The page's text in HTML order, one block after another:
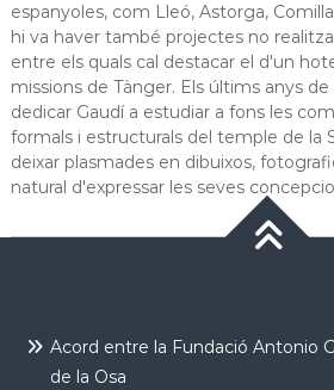
espanyoles, com Lleó, Astorga,
hi va haver també projectes no
entre els quals cal destacar el d'un
missions de Tànger. Els últims anys de
dedicar Gaudí a estudiar a fons les
formals i estructurals del temple de la
deixar plasmades en dibuixos,
natural d'expressar les seves
Acord entre la Fundació Antonio
de la Osa